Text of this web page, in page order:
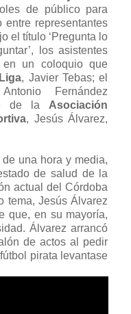
de público para
entre representantes
el título ‘Pregunta lo
los asistentes
en un coloquio que
, Javier Tebas; el
Fernández
de la Asociación
, Jesús Álvarez,
de una hora y media,
de salud de la
actual del Córdoba
tema, Jesús Álvarez
que, en su mayoría,
Álvarez arrancó
de actos al pedir
pirata levantase